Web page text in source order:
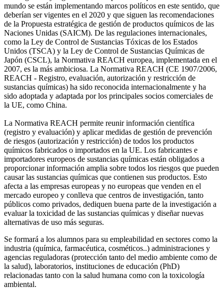
mundo se están implementando marcos políticos en este sentido, que
deberían ser vigentes en el 2020 y que siguen las recomendaciones
de la Propuesta estratégica de gestión de productos químicos de las
Naciones Unidas (SAICM). De las regulaciones internacionales,
como la Ley de Control de Sustancias Tóxicas de los Estados
Unidos (TSCA) y la Ley de Control de Sustancias Químicas de
Japón (CSCL), la Normativa REACH europea, implementada en el
2007, es la más ambiciosa. La Normativa REACH (CE 1907/2006,
REACH - Registro, evaluación, autorización y restricción de
sustancias químicas) ha sido reconocida internacionalmente y ha
sido adoptada y adaptada por los principales socios comerciales de
la UE, como China.
La Normativa REACH permite reunir información científica
(registro y evaluación) y aplicar medidas de gestión de prevención
de riesgos (autorización y restricción) de todos los productos
químicos fabricados o importados en la UE. Los fabricantes e
importadores europeos de sustancias químicas están obligados a
proporcionar información amplia sobre todos los riesgos que pueden
causar las sustancias químicas que contienen sus productos. Esto
afecta a las empresas europeas y no europeas que venden en el
mercado europeo y conlleva que centros de investigación, tanto
públicos como privados, dediquen buena parte de la investigación a
evaluar la toxicidad de las sustancias químicas y diseñar nuevas
alternativas de uso más seguras.
Se formará a los alumnos para su empleabilidad en sectores como la
industria (química, farmacéutica, cosméticos..) administraciones y
agencias reguladoras (protección tanto del medio ambiente como de
la salud), laboratorios, instituciones de educación (PhD)
relacionadas tanto con la salud humana como con la toxicología
ambiental.